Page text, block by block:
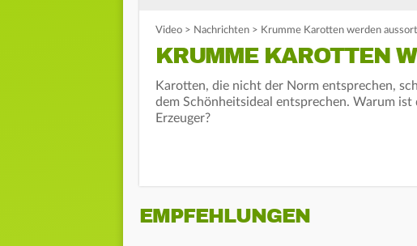
Video > Nachrichten > Krumme Karotten werden
KRUMME KAROTTEN
Karotten, die nicht der Norm entsprechen,
dem Schönheitsideal entsprechen. Warum
Erzeuger?
EMPFEHLUNGEN